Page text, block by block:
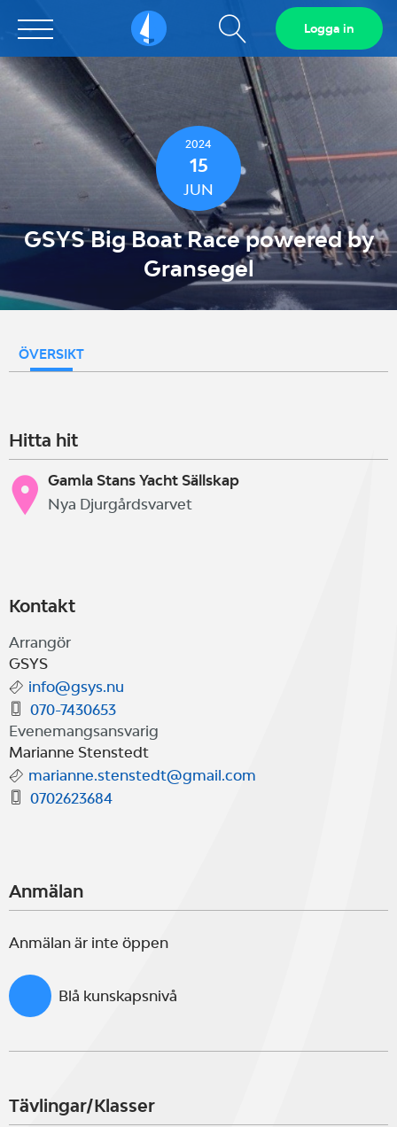
Sailarena Visa
sökfält
Logga in
2024
15
JUN
GSYS Big Boat Race powered by
Gransegel
ÖVERSIKT
Hitta hit
Gamla Stans Yacht Sällskap
Nya Djurgårdsvarvet
Kontakt
Arrangör
GSYS
info@gsys.nu
070-7430653
Evenemangsansvarig
Marianne Stenstedt
marianne.stenstedt@gmail.com
0702623684
Anmälan
Anmälan är inte öppen
Blå kunskapsnivå
Tävlingar/Klasser